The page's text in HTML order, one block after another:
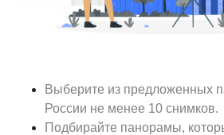
Выберите из предложенных
России не менее 10 снимков.
Подбирайте панорамы,